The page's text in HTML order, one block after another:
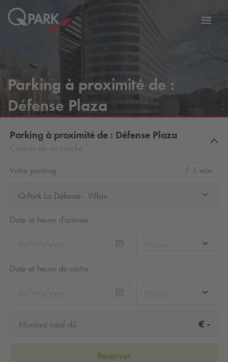
la
Parking à proximité de :
Défense Plaza
Parking à proximité de : Défense Plaza
Votre parking
1 min
Q-Park La Défense - Villon
Date et heure d'arrivée
Date et heure de sortie
Montant total dû € -
Réserver